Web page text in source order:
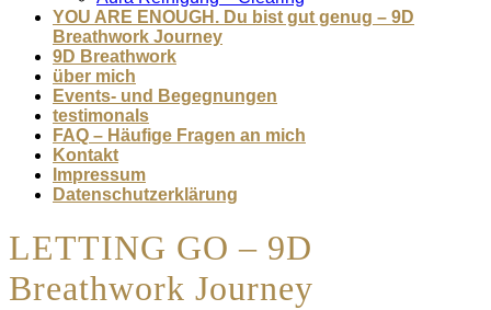
YOU ARE ENOUGH. Du bist gut genug – 9D
Breathwork Journey
9D Breathwork
über mich
Events- und Begegnungen
testimonals
FAQ – Häufige Fragen an mich
Kontakt
Impressum
Datenschutzerklärung
LETTING GO – 9D
Breathwork Journey